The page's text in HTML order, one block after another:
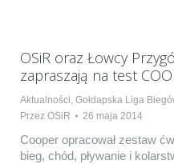
OSiR oraz Łowcy
zapraszają na test
Aktualności, Gołdapska Liga
Przez OSiR 26 maja 2014
Cooper opracował zestaw
bieg, chód, pływanie i